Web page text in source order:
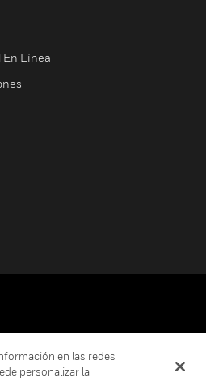
En Línea
en las redes
personalizar la